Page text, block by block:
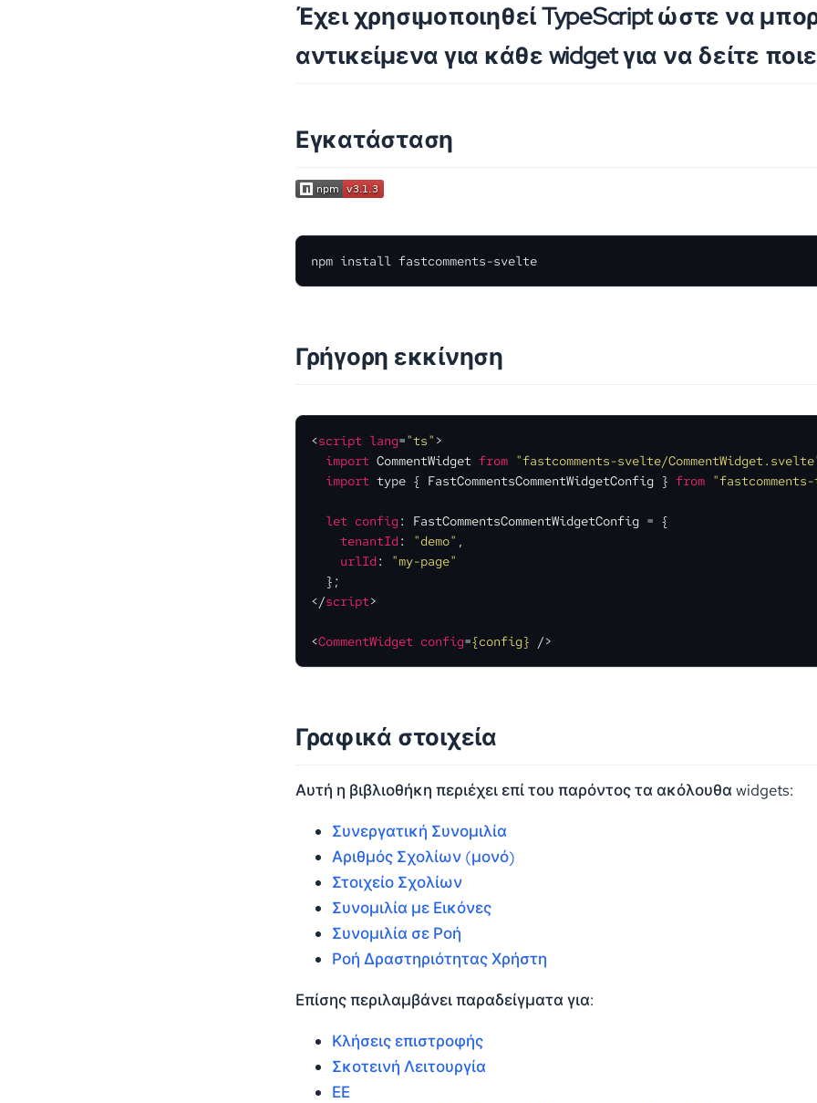
Έχει χρησιμοποιηθεί TypeScript ώστε να
αντικείμενα για κάθε widget για να δείτε
Εγκατάσταση
npm install fastcomments-svelte
Γρήγορη εκκίνηση
<script lang="ts" >
import CommentWidget from "fastcomments-svelte/
import type { FastCommentsCommentWidgetConfig } from
let config: FastCommentsCommentWidgetConfig = {
tenantId: "demo" ,
urlId:
"my-page"
</script>
<CommentWidget config={config} />
Γραφικά στοιχεία
Αυτή η βιβλιοθήκη περιέχει επί του παρόντος τα ακόλουθα widgets:
Συνεργατική Συνομιλία
Αριθμός Σχολίων (μονό)
Στοιχείο Σχολίων
Συνομιλία με Εικόνες
Συνομιλία σε Ροή
Ροή Δραστηριότητας Χρήστη
Επίσης περιλαμβάνει παραδείγματα για:
Κλήσεις επιστροφής
Σκοτεινή Λειτουργία
ΕΕ